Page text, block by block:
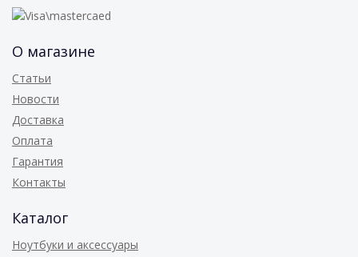
О магазине
Статьи
Новости
Доставка
Оплата
Гарантия
Контакты
Каталог
Ноутбуки и аксессуары